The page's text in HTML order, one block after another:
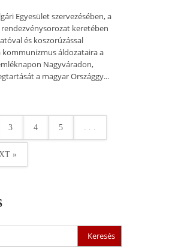
Egyesület szervezésében, a
rendezvénysorozat keretében
és koszorúzással
kommunizmus áldozataira a
Nagyváradon,
a magyar Országgy...
3 4 5 . . .
»